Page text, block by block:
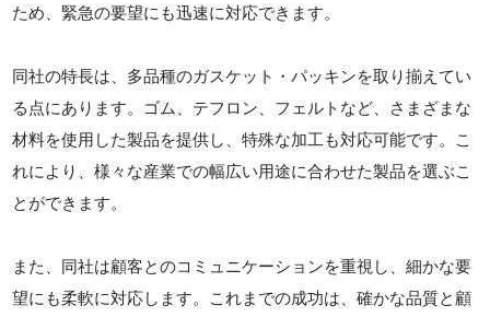
ため、緊急の要望にも迅速に対応できます。
同社の特長は、多品種のガスケット・パッキンを取り揃えてい
る点にあります。ゴム、テフロン、フェルトなど、さまざまな
材料を使用した製品を提供し、特殊な加工も対応可能です。こ
れにより、様々な産業での幅広い用途に合わせた製品を選ぶこ
とができます。
また、同社は顧客とのコミュニケーションを重視し、細かな要
望にも柔軟に対応します。これまでの成功は、確かな品質と顧